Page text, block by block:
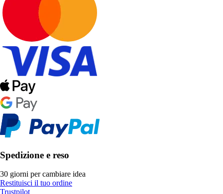
Spedizione e reso
30 giorni per cambiare idea
Restituisci il tuo ordine
Trustpilot